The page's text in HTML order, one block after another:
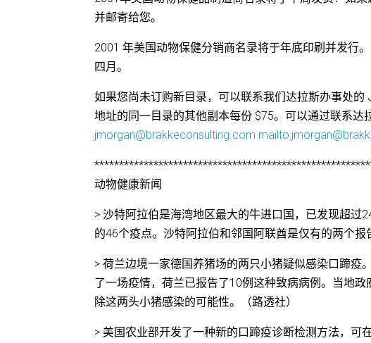
并邮寄给您。
2001 年美国动物保健分销商名录将于年底印刷并发行。
四月。
如果您尚未订购新目录，可以联系我们达拉斯办事处
地址的同一目录的其他副本每份 $75。可以通过联系达
jmorgan@brakkeconsulting.com
动物健康新闻
> 沙特阿拉伯是海湾地区最大的牛进口国，已发现超
的46个疫点。沙特阿拉伯和邻国阿联酋是仅有的两个报
> 荷兰边境一家德国养猪场的两只小猪疑似感染口蹄
了一场疫情，荷兰已报告了10例这种致病病例。当地
除这两头小猪感染的可能性。（路透社）
> 美国农业部开发了一种新的口蹄疫诊断检测方法，